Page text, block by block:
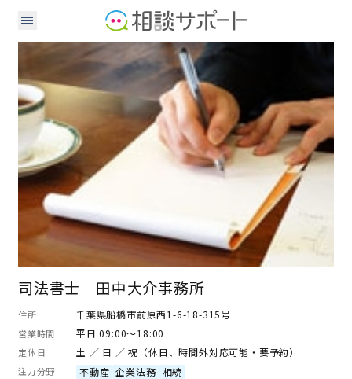
土地家屋調査士
司法書士 田中大介事務所
住所 千葉県船橋市前原西1-6-18-315号
営業時間 平日 09:00～18:00
定休日 土 ／ 日 ／ 祝（休日、時間外対応可能・要予約）
注力分野 不動産 企業法務 相続